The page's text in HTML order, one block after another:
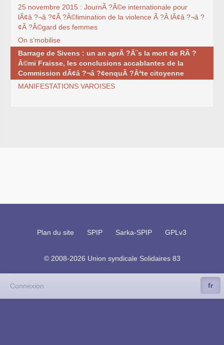
25 novembre 2015 : JournÃ ?Â©e internationale pour
lÃ¢â ?¬â ?¢Ã ?Â©limination de la violence Ã ?Â lÃ¢â ?¬â ?
¢Ã ?Â©gard des femmes
On s’mobilise
Barrage de Sivens : un an aprÃ ?Â¨s la mort de RÃ ?
Â©mi Fraisse, les conclusions accablantes de la
Commission dÃ¢â ?¬â ?¢enquÃ ?Âªte citoyenne
MANIFESTATIONS VAROISES
Plan du site SPIP Sarka-SPIP GPLv3
© 2008-2026 Union syndicale Solidaires 83
Connexion fr